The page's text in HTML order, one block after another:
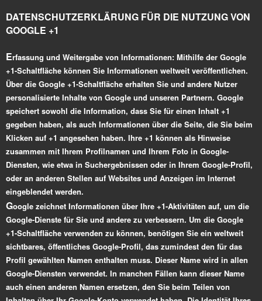
DATENSCHUTZERKLÄRUNG FÜR DIE NUTZUNG VON
GOOGLE +1
Erfassung und Weitergabe von Informationen: Mithilfe der Google
+1-Schaltfläche können Sie Informationen weltweit veröffentlichen.
Über die Google +1-Schaltfläche erhalten Sie und andere Nutzer
personalisierte Inhalte von Google und unseren Partnern. Google
speichert sowohl die Information, dass Sie für einen Inhalt +1
gegeben haben, als auch Informationen über die Seite, die Sie beim
Klicken auf +1 angesehen haben. Ihre +1 können als Hinweise
zusammen mit Ihrem Profilnamen und Ihrem Foto in Google-
Diensten, wie etwa in Suchergebnissen oder in Ihrem Google-Profil,
oder an anderen Stellen auf Websites und Anzeigen im Internet
eingeblendet werden.
Google zeichnet Informationen über Ihre +1-Aktivitäten auf, um die
Google-Dienste für Sie und andere zu verbessern. Um die Google
+1-Schaltfläche verwenden zu können, benötigen Sie ein weltweit
sichtbares, öffentliches Google-Profil, das zumindest den für das
Profil gewählten Namen enthalten muss. Dieser Name wird in allen
Google-Diensten verwendet. In manchen Fällen kann dieser Name
auch einen anderen Namen ersetzen, den Sie beim Teilen von